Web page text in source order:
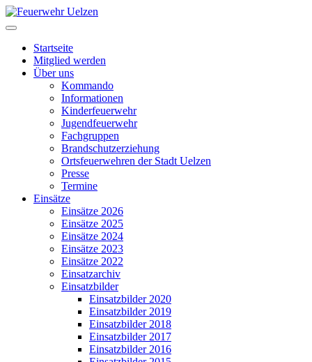
Startseite
Mitglied werden
Über uns
Kommando
Informationen
Kinderfeuerwehr
Jugendfeuerwehr
Fachgruppen
Brandschutzerziehung
Ortsfeuerwehren der Stadt Uelzen
Presse
Termine
Einsätze
Einsätze 2026
Einsätze 2025
Einsätze 2024
Einsätze 2023
Einsätze 2022
Einsatzarchiv
Einsatzbilder
Einsatzbilder 2020
Einsatzbilder 2019
Einsatzbilder 2018
Einsatzbilder 2017
Einsatzbilder 2016